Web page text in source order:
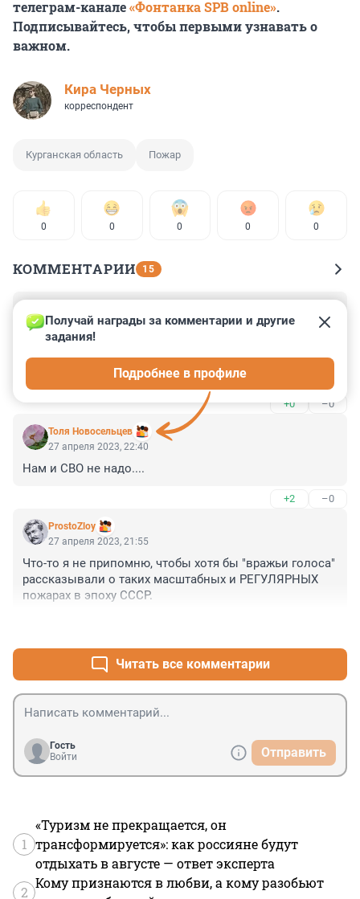
телеграм-канале«Фонтанка SPB online».
Подписывайтесь, чтобы первыми узнавать о
важном.
Кира Черных
корреспондент
Курганская область Пожар
0 0 0 0 0
КОММЕНТАРИИ 15
27 апреля 2023, 23:21
Это наследие результата работы воплощения
Субедеея в МЧС. Любое рядовое ЧП преврашается в
+0 –0
Толя Новосельцев
Получай награды за комментарии и другие
задания!
Подробнее в профиле
27 апреля 2023, 22:40
Нам и СВО не надо....
+2 –0
ProstoZloy
27 апреля 2023, 21:55
Что-то я не припомню, чтобы хотя бы "вражьи голоса"
рассказывали о таких масштабных и РЕГУЛЯРНЫХ
пожарах в эпоху СССР.
Читать все комментарии
Гость
Войти
Отправить
1
«Туризм не прекращается, он
трансформируется»: как россияне будут
отдыхать в августе — ответ эксперта
2
Кому признаются в любви, а кому разобьют